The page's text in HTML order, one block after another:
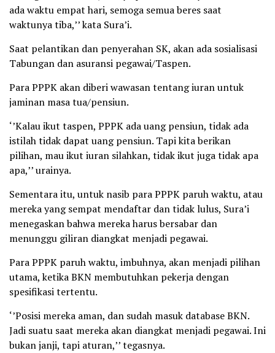
ada waktu empat hari, semoga semua beres saat
waktunya tiba,’’ kata Sura’i.
Saat pelantikan dan penyerahan SK, akan ada sosialisasi
Tabungan dan asuransi pegawai/Taspen.
Para PPPK akan diberi wawasan tentang iuran untuk
jaminan masa tua/pensiun.
‘’Kalau ikut taspen, PPPK ada uang pensiun, tidak ada
istilah tidak dapat uang pensiun. Tapi kita berikan
pilihan, mau ikut iuran silahkan, tidak ikut juga tidak apa
apa,’’ urainya.
Sementara itu, untuk nasib para PPPK paruh waktu, atau
mereka yang sempat mendaftar dan tidak lulus, Sura’i
menegaskan bahwa mereka harus bersabar dan
menunggu giliran diangkat menjadi pegawai.
Para PPPK paruh waktu, imbuhnya, akan menjadi pilihan
utama, ketika BKN membutuhkan pekerja dengan
spesifikasi tertentu.
‘’Posisi mereka aman, dan sudah masuk database BKN.
Jadi suatu saat mereka akan diangkat menjadi pegawai. Ini
bukan janji, tapi aturan,’’ tegasnya.